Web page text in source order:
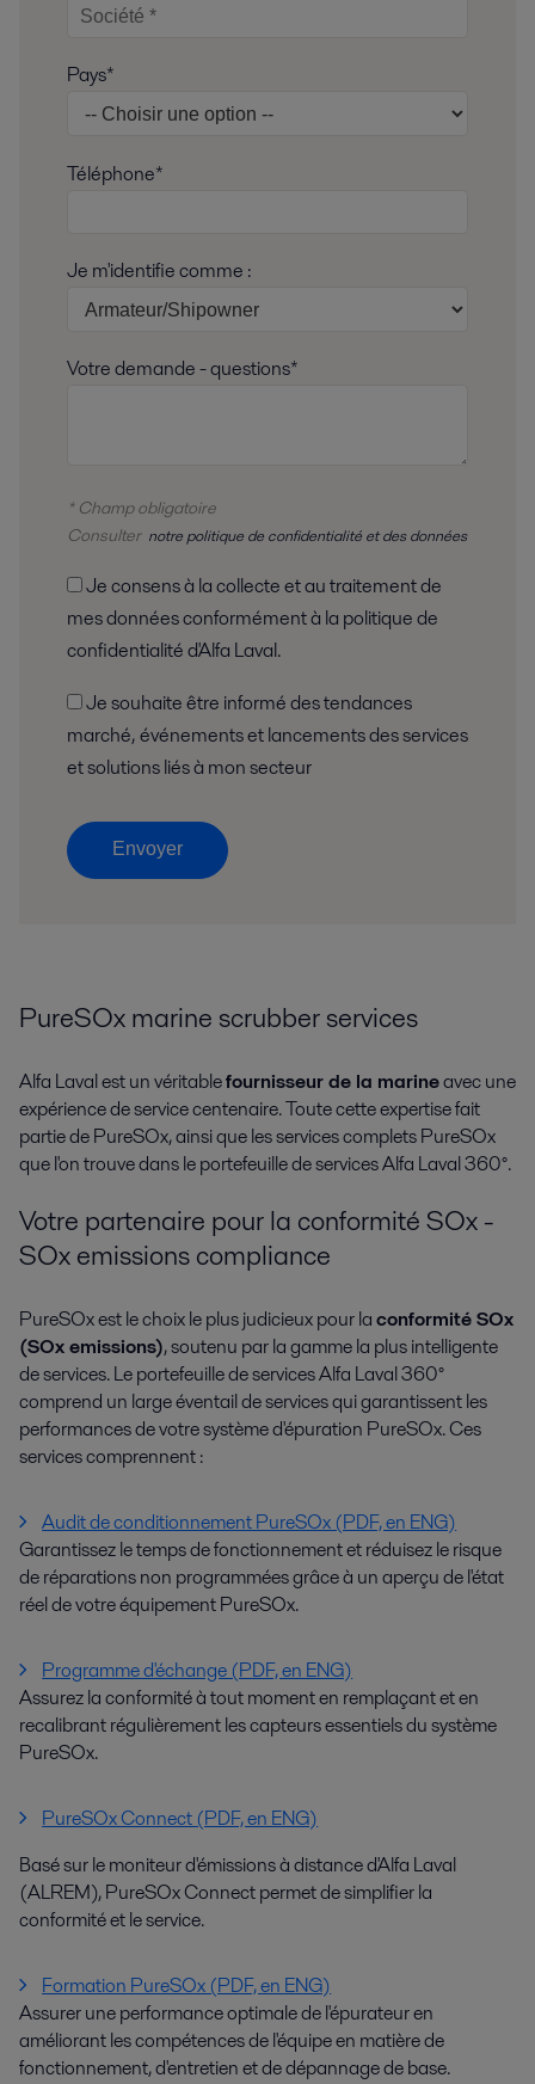
Pays*
Téléphone*
Je m'identifie comme :
Votre demande - questions*
* Champ obligatoire
Consulter notre politique de confidentialité et des données
mes données conformément à la politique de
confidentialité d'Alfa Laval.
marché, événements et lancements des services
et solutions liés à mon secteur
Envoyer
PureSOx marine scrubber services
Alfa Laval est un véritablefournisseur de la marineavec une
expérience de service centenaire. Toute cette expertise fait
partie de PureSOx, ainsi que les services complets PureSOx
que l'on trouve dans le portefeuille de services Alfa Laval 360°.
Votre partenaire pour la conformité SOx -
SOx emissions compliance
PureSOx est le choix le plus judicieux pour laconformité SOx
(SOx emissions), soutenu par la gamme la plus intelligente
de services. Le portefeuille de services Alfa Laval 360°
comprend un large éventail de services qui garantissent les
performances de votre système d'épuration PureSOx. Ces
services comprennent :
Audit de conditionnement PureSOx (PDF, en ENG)
Garantissez le temps de fonctionnement et réduisez le risque
de réparations non programmées grâce à un aperçu de l'état
réel de votre équipement PureSOx.
Programme d'échange (PDF, en ENG)
Assurez la conformité à tout moment en remplaçant et en
recalibrant régulièrement les capteurs essentiels du système
PureSOx.
PureSOx Connect (PDF, en ENG)
Basé sur le moniteur d'émissions à distance d'Alfa Laval
(ALREM), PureSOx Connect permet de simplifier la
conformité et le service.
Formation PureSOx (PDF, en ENG)
Assurer une performance optimale de l'épurateur en
améliorant les compétences de l'équipe en matière de
fonctionnement, d'entretien et de dépannage de base.